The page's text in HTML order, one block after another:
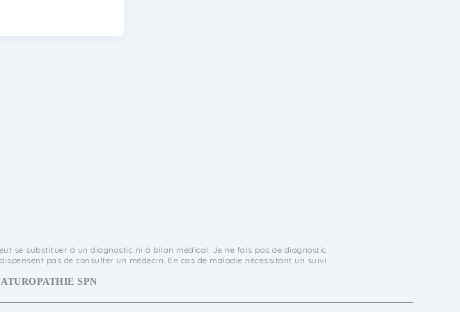
se substituer à un diagnostic ni à bilan médical. Je ne fais pas de diagnostic
pas de consulter un médecin. En cas de maladie nécessitant un suivi
SPN